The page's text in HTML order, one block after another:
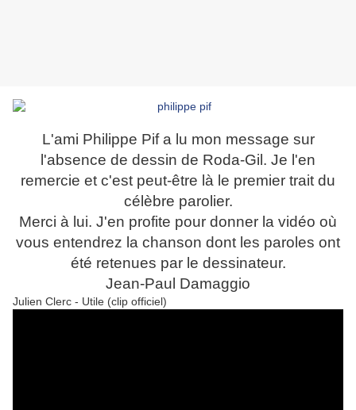
L'ami Philippe Pif a lu mon message sur
l'absence de dessin de Roda-Gil. Je l'en
remercie et c'est peut-être là le premier trait du
célèbre parolier.
Merci à lui. J'en profite pour donner la vidéo où
vous entendrez la chanson dont les paroles ont
été retenues par le dessinateur.
Jean-Paul Damaggio
Julien Clerc - Utile (clip officiel)